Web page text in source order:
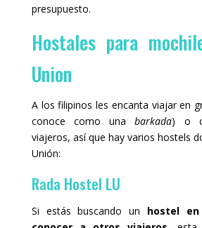
presupuesto.
Hostales para
Union
A los filipinos les encanta viajar en
conoce como unabarkada) o
viajeros, así que hay varios hostels
Unión:
Rada Hostel LU
Si estás buscando un hostel